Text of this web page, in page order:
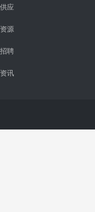
供应
资源
招聘
资讯